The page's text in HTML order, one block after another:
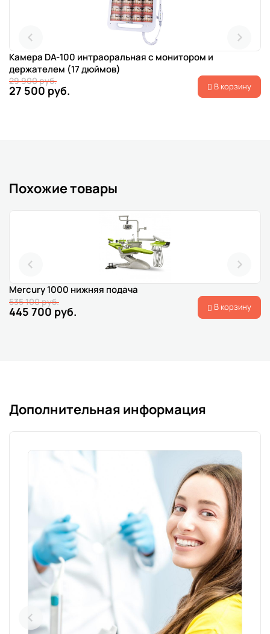
Камера DA-100 интраоральная с монитором и
держателем (17 дюймов)
27 500 руб.
29 900 руб. В корзину
Похожие товары
Mercury 1000 нижняя подача
445 700 руб.
535 100 руб. В корзину
Дополнительная информация